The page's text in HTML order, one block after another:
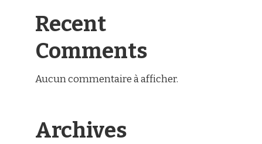
Recent
Comments
Aucun commentaire à afficher.
Archives